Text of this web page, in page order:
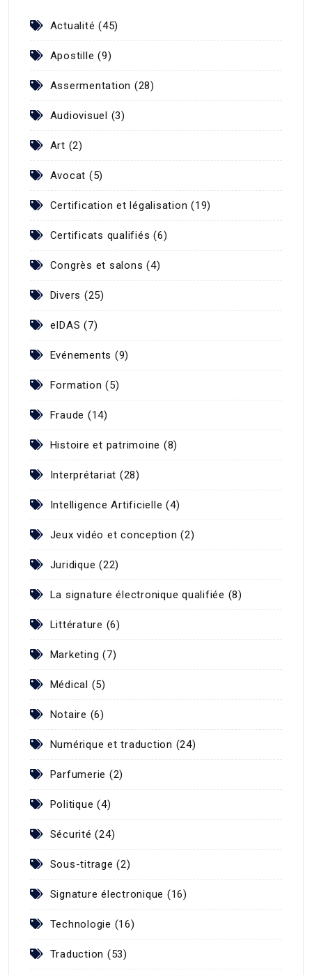
Actualité (45)
Apostille (9)
Assermentation (28)
Audiovisuel (3)
Art (2)
Avocat (5)
Certification et légalisation (19)
Certificats qualifiés (6)
Congrès et salons (4)
Divers (25)
eIDAS (7)
Evénements (9)
Formation (5)
Fraude (14)
Histoire et patrimoine (8)
Interprétariat (28)
Intelligence Artificielle (4)
Jeux vidéo et conception (2)
Juridique (22)
La signature électronique qualifiée (8)
Littérature (6)
Marketing (7)
Médical (5)
Notaire (6)
Numérique et traduction (24)
Parfumerie (2)
Politique (4)
Sécurité (24)
Sous-titrage (2)
Signature électronique (16)
Technologie (16)
Traduction (53)